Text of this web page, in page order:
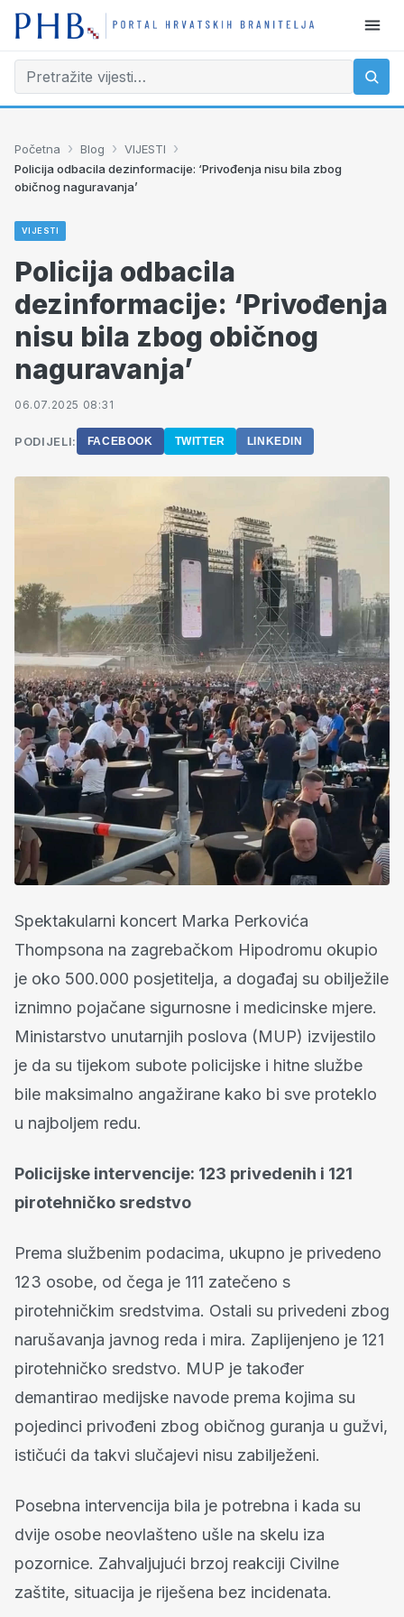
Početna › Blog › VIJESTI ›
Policija odbacila dezinformacije: ‘Privođenja nisu bila zbog
običnog naguravanja’
VIJESTI
Policija odbacila
dezinformacije: ‘Privođenja
nisu bila zbog običnog
naguravanja’
06.07.2025 08:31
PODIJELI: FACEBOOK TWITTER LINKEDIN
Spektakularni koncert Marka Perkovića
Thompsona na zagrebačkom Hipodromu okupio
je oko 500.000 posjetitelja, a događaj su obilježile
iznimno pojačane sigurnosne i medicinske mjere.
Ministarstvo unutarnjih poslova (MUP) izvijestilo
je da su tijekom subote policijske i hitne službe
bile maksimalno angažirane kako bi sve proteklo
u najboljem redu.
Policijske intervencije: 123 privedenih i 121
pirotehničko sredstvo
Prema službenim podacima, ukupno je privedeno
123 osobe, od čega je 111 zatečeno s
pirotehničkim sredstvima. Ostali su privedeni zbog
narušavanja javnog reda i mira. Zaplijenjeno je 121
pirotehničko sredstvo. MUP je također
demantirao medijske navode prema kojima su
pojedinci privođeni zbog običnog guranja u gužvi,
ističući da takvi slučajevi nisu zabilježeni.
Posebna intervencija bila je potrebna i kada su
dvije osobe neovlašteno ušle na skelu iza
pozornice. Zahvaljujući brzoj reakciji Civilne
zaštite, situacija je riješena bez incidenata.